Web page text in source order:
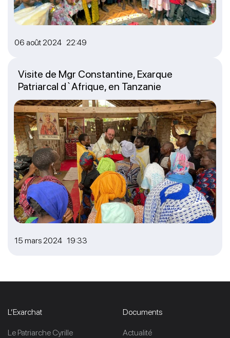
06 août 2024 22:49
15 mars 2024 19:33
Visite de Mgr Constantine, Exarque
Patriarcal d`Afrique, en Tanzanie
L’Exarchat
Le Patriarche Cyrille
Documents
Actualité